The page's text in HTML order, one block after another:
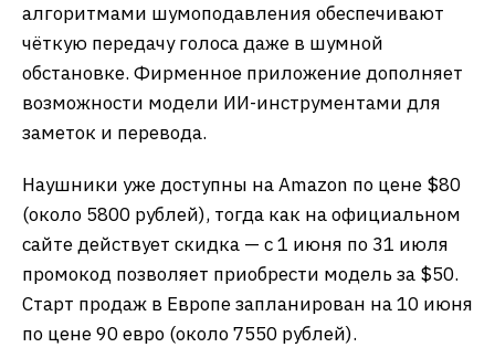
алгоритмами шумоподавления обеспечивают
чёткую передачу голоса даже в шумной
обстановке. Фирменное приложение дополняет
возможности модели ИИ-инструментами для
заметок и перевода.
Наушники уже доступны на Amazon по цене $80
(около 5800 рублей), тогда как на официальном
сайте действует скидка — с 1 июня по 31 июля
промокод позволяет приобрести модель за $50.
Старт продаж в Европе запланирован на 10 июня
по цене 90 евро (около 7550 рублей).